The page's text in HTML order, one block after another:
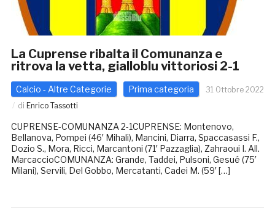
La Cuprense ribalta il Comunanza e
ritrova la vetta, gialloblu vittoriosi 2-1
Calcio - Altre Categorie Prima categoria
31 Ottobre 2022
di Enrico Tassotti
CUPRENSE-COMUNANZA 2-1CUPRENSE: Montenovo,
Bellanova, Pompei (46′ Mihali), Mancini, Diarra, Spaccasassi F.,
Dozio S., Mora, Ricci, Marcantoni (71′ Pazzaglia), Zahraoui I. All.
MarcaccioCOMUNANZA: Grande, Taddei, Pulsoni, Gesué (75′
Milani), Servili, Del Gobbo, Mercatanti, Cadei M. (59′ […]